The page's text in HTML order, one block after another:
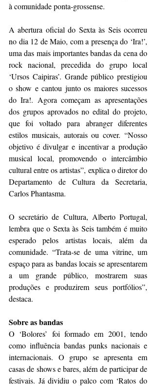
à comunidade ponta-grossense.
A abertura oficial do Sexta às Seis ocorreu
no dia 12 de Maio, com a presença do ‘Ira!’,
uma das mais importantes bandas da cena do
rock nacional, precedida do grupo local
‘Ursos Caipiras’. Grande público prestigiou
o show e cantou junto os maiores sucessos
do Ira!. Agora começam as apresentações
dos grupos aprovados no edital do projeto,
que foi voltado para abranger diferentes
estilos musicais, autorais ou cover. “Nosso
objetivo é divulgar e incentivar a produção
musical local, promovendo o intercâmbio
cultural entre os artistas”, explica o diretor do
Departamento de Cultura da Secretaria,
Carlos Phantasma.
O secretário de Cultura, Alberto Portugal,
lembra que o Sexta às Seis também é muito
esperado pelos artistas locais, além da
comunidade. “Trata-se de uma vitrine, um
espaço para as bandas locais se apresentarem
a um grande público, mostrarem suas
produções e produzirem seus portfólios”,
destaca.
Sobre as bandas
O ‘Bolores’ foi formado em 2001, tendo
como influência bandas punks nacionais e
internacionais. O grupo se apresenta em
casas de shows e bares, além de participar de
festivais. Já dividiu o palco com ‘Ratos do